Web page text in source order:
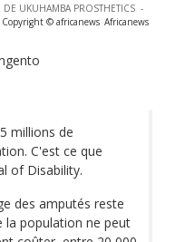
UKUHAMBA PROSTHETICS -
Copyright © africanews Africanews
millions de
C'est ce que
of Disability.
des amputés reste
la population ne peut